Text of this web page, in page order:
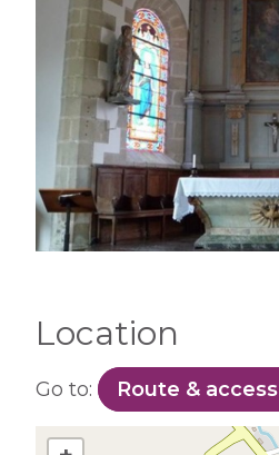
Location
Go to: Route & access